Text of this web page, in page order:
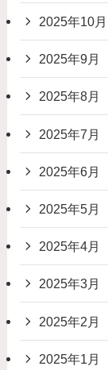
2025年10月
2025年9月
2025年8月
2025年7月
2025年6月
2025年5月
2025年4月
2025年3月
2025年2月
2025年1月